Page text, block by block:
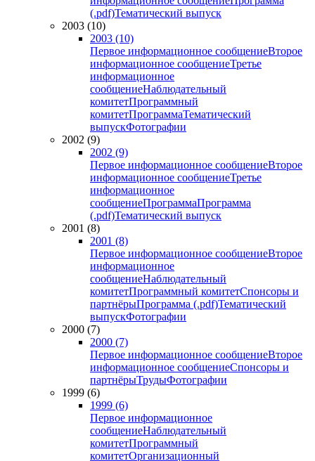
(.pdf)Тематический выпуск
2003 (10)
2003 (10)
Первое информационное сообщениеВторое
информационное сообщениеТретье
информационное
сообщениеНаблюдательный
комитетПрограммный
комитетПрограммаТематический
выпускФотографии
2002 (9)
2002 (9)
Первое информационное сообщениеВторое
информационное сообщениеТретье
информационное
сообщениеПрограммаПрограмма
(.pdf)Тематический выпуск
2001 (8)
2001 (8)
Первое информационное сообщениеВторое
информационное
сообщениеНаблюдательный
комитетПрограммный комитетСпонсоры и
партнёрыПрограмма (.pdf)Тематический
выпускФотографии
2000 (7)
2000 (7)
Первое информационное сообщениеВторое
информационное сообщениеСпонсоры и
партнёрыТрудыФотографии
1999 (6)
1999 (6)
Первое информационное
сообщениеНаблюдательный
комитетПрограммный
комитетОрганизационный